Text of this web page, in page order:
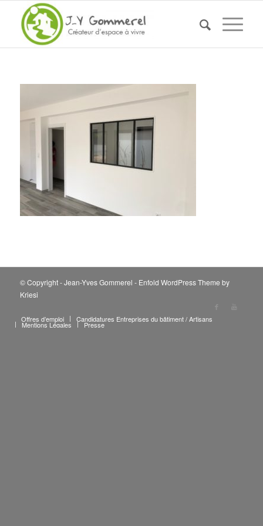
© Copyright - Jean-Yves Gommerel - Enfold WordPress Theme by
Kriesi
Offres d’emploi Candidatures Entreprises du bâtiment / Artisans
Mentions Légales Presse